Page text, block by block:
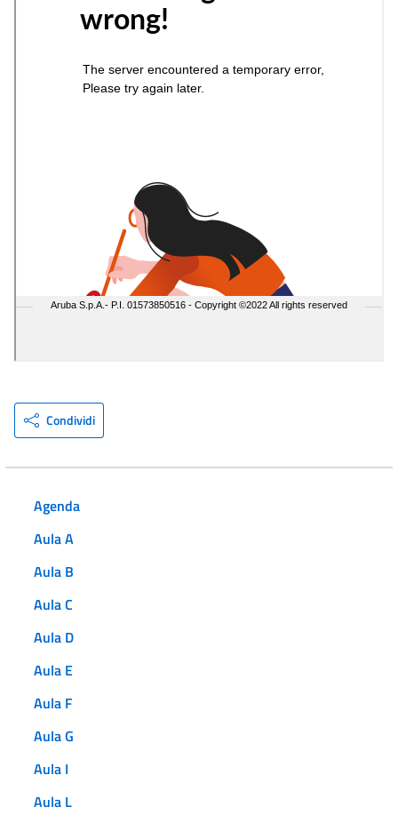
Condividi
Agenda
Aula A
Aula B
Aula C
Aula D
Aula E
Aula F
Aula G
Aula I
Aula L